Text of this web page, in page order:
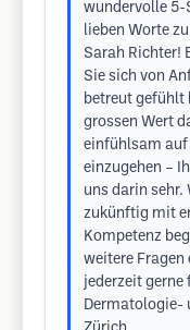
wundervolle 5-
lieben Worte
Sarah Richter!
Sie sich von
betreut gefühlt
grossen Wert
einfühlsam auf
einzugehen –
uns darin sehr.
zukünftig mit
Kompetenz
weitere Fragen
jederzeit gerne
Dermatologie-